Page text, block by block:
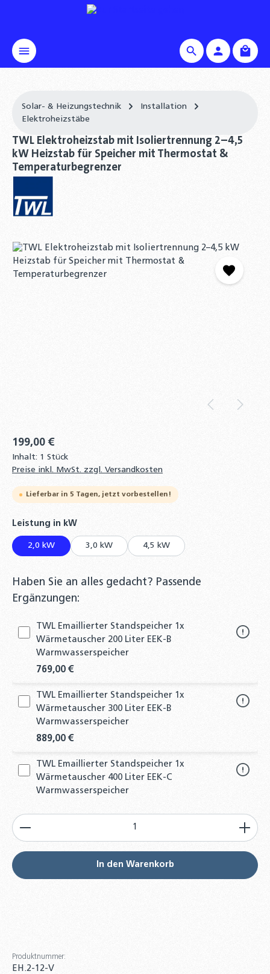
Solar- & Heizungstechnik
Installation
Elektroheizstäbe
TWL Elektroheizstab mit Isoliertrennung 2–4,5
kW Heizstab für Speicher mit Thermostat &
Temperaturbegrenzer
Bildergalerie überspringen
199,00 €
Inhalt: 1 Stück
Preise inkl. MwSt. zzgl. Versandkosten
Lieferbar in 5 Tagen, jetzt vorbestellen!
Leistung in kWauswählen
2,0 kW 3,0 kW 4,5 kW
Haben Sie an alles gedacht? Passende
Ergänzungen:
TWL Emaillierter Standspeicher 1x
Wärmetauscher 200 Liter EEK-B
Warmwasserspeicher
769,00 €
TWL Emaillierter Standspeicher 1x
Wärmetauscher 300 Liter EEK-B
Warmwasserspeicher
889,00 €
TWL Emaillierter Standspeicher 1x
Wärmetauscher 400 Liter EEK-C
Warmwasserspeicher
Isolierung
Produkt Anzahl: Gib den gewünschten Wert ein
In den Warenkorb
Produktnummer:
EH.2-12-V